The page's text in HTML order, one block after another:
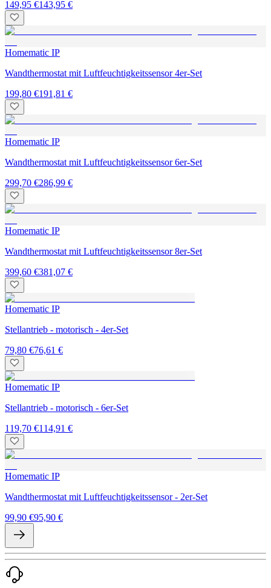
149,95 €143,95 €
Homematic IP
Wandthermostat mit Luftfeuchtigkeitssensor 4er-Set
199,80 €191,81 €
Homematic IP
Wandthermostat mit Luftfeuchtigkeitssensor 6er-Set
299,70 €286,99 €
Homematic IP
Wandthermostat mit Luftfeuchtigkeitssensor 8er-Set
399,60 €381,07 €
Homematic IP
Stellantrieb - motorisch - 4er-Set
79,80 €76,61 €
Homematic IP
Stellantrieb - motorisch - 6er-Set
119,70 €114,91 €
Homematic IP
Wandthermostat mit Luftfeuchtigkeitssensor - 2er-Set
99,90 €95,90 €